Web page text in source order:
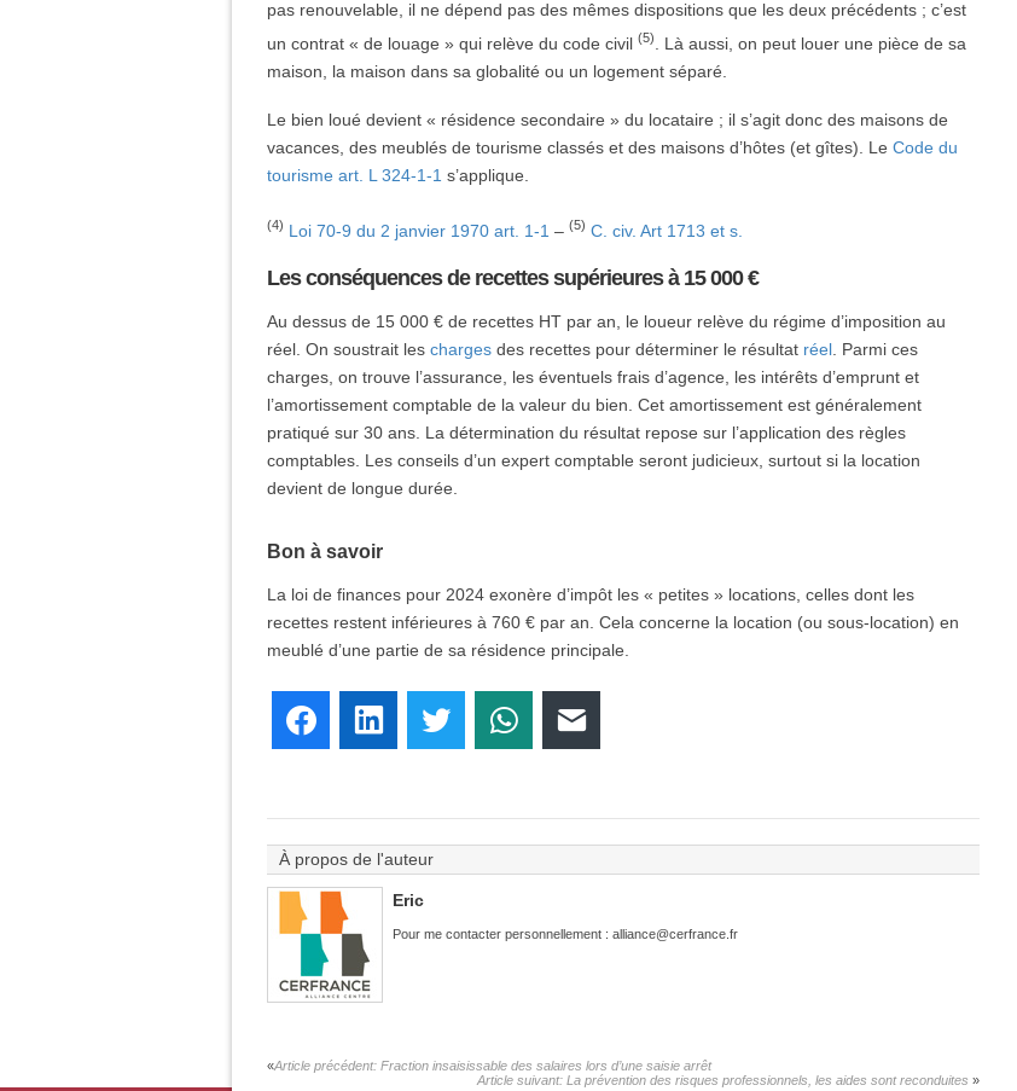
pas renouvelable, il ne dépend pas des mêmes dispositions que les deux précédents ; c’est
un contrat « de louage » qui relève du code civil (5)
. Là aussi, on peut louer une pièce de sa
maison, la maison dans sa globalité ou un logement séparé.
Le bien loué devient « résidence secondaire » du locataire ; il s’agit donc des maisons de
vacances, des meublés de tourisme classés et des maisons d’hôtes (et gîtes). Le Code du
tourisme art. L 324-1-1 s’applique.
(4) Loi 70-9 du 2 janvier 1970 art. 1-1 – (5) C. civ. Art 1713 et s.
Les conséquences de recettes supérieures à 15 000 €
Au dessus de 15 000 € de recettes HT par an, le loueur relève du régime d’imposition au
réel. On soustrait les charges des recettes pour déterminer le résultat réel
. Parmi ces
charges, on trouve l’assurance, les éventuels frais d’agence, les intérêts d’emprunt et
l’amortissement comptable de la valeur du bien. Cet amortissement est généralement
pratiqué sur 30 ans. La détermination du résultat repose sur l’application des règles
comptables. Les conseils d’un expert comptable seront judicieux, surtout si la location
devient de longue durée.
Bon à savoir
La loi de finances pour 2024 exonère d’impôt les « petites » locations, celles dont les
recettes restent inférieures à 760 € par an. Cela concerne la location (ou sous-location) en
meublé d’une partie de sa résidence principale.
FacebookLinkedInTwitter WhatsApp
À propos de l'auteur
Eric
Pour me contacter personnellement : alliance@cerfrance.fr
Article précédent: Fraction insaisissable des salaires lors d’une saisie arrêt
Article suivant: La prévention des risques professionnels, les aides sont reconduites